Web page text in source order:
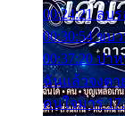
00:24:21 ลบ
00:30:54 ขบ
00:37:20 ปา
ฉันแล้วจงตาย
คนใจมาร